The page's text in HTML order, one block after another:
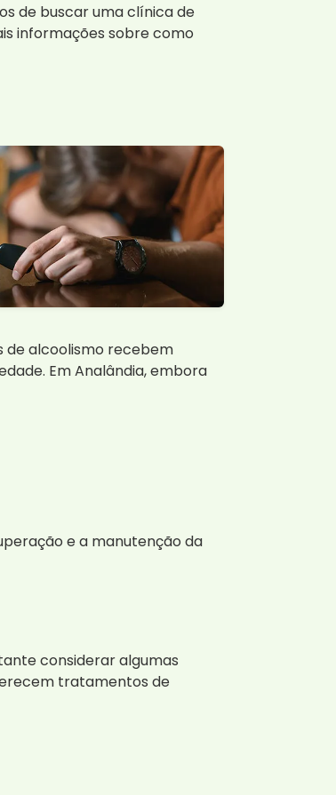
de buscar uma clínica de
informações sobre como
de alcoolismo recebem
Em Analândia, embora
e a manutenção da
considerar algumas
tratamentos de